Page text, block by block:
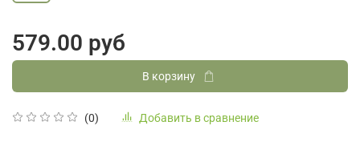
(0) Добавить в сравнение
579.00 руб
В корзину